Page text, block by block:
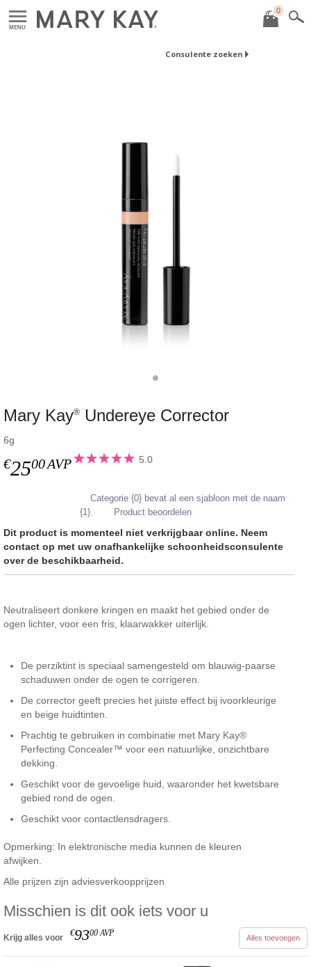
MENU
0
Consulente zoeken
Mary Kay® Undereye Corrector
6g
€2500AVP 5.0
Categorie {0} bevat al een sjabloon met de naam
{1}.
Product beoordelen
Dit product is momenteel niet verkrijgbaar online. Neem
contact op met uw onafhankelijke schoonheidsconsulente
over de beschikbaarheid.
Neutraliseert donkere kringen en maakt het gebied onder de
ogen lichter, voor een fris, klaarwakker uiterlijk.
De perziktint is speciaal samengesteld om blauwig-paarse
schaduwen onder de ogen te corrigeren.
De corrector geeft precies het juiste effect bij ivoorkleurige
en beige huidtinten.
Prachtig te gebruiken in combinatie met Mary Kay®
Perfecting Concealer™ voor een natuurlijke, onzichtbare
dekking.
Geschikt voor de gevoelige huid, waaronder het kwetsbare
gebied rond de ogen.
Geschikt voor contactlensdragers.
Opmerking: In elektronische media kunnen de kleuren
afwijken.
Alle prijzen zijn adviesverkoopprijzen
Misschien is dit ook iets voor u
Krijg alles voor €9300 AVP Alles toevoegen